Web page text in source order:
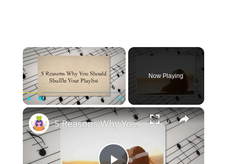
×
Play Unmute Fullscreen
Now Playing
×
5 Reasons Why You Should Shuffle Your Playlist